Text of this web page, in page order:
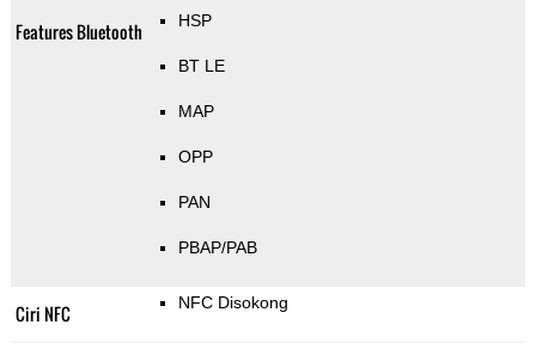
Features Bluetooth HSP
BT LE
MAP
OPP
PAN
PBAP/PAB
Ciri NFC NFC Disokong